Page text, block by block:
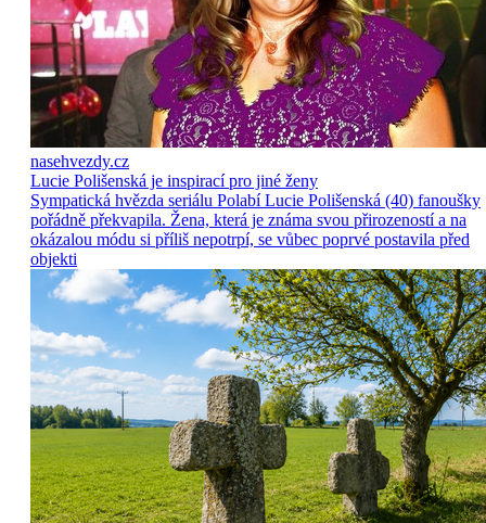
nasehvezdy.cz
Lucie Polišenská je inspirací pro jiné ženy
Sympatická hvězda seriálu Polabí Lucie Polišenská (40) fanoušky
pořádně překvapila. Žena, která je známa svou přirozeností a na
okázalou módu si příliš nepotrpí, se vůbec poprvé postavila před
objekti